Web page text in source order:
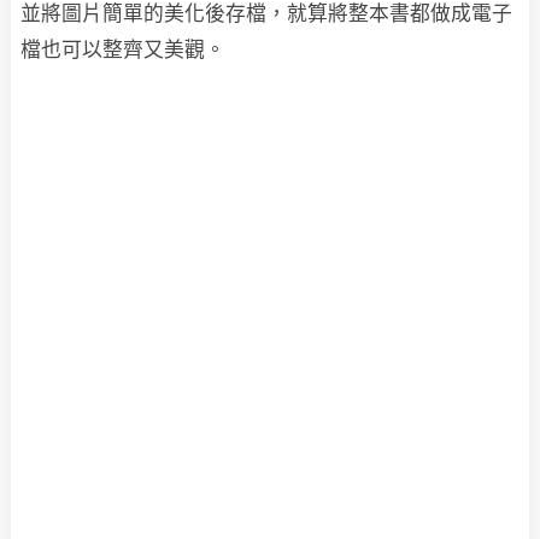
並將圖片簡單的美化後存檔，就算將整本書都做成電子
檔也可以整齊又美觀。